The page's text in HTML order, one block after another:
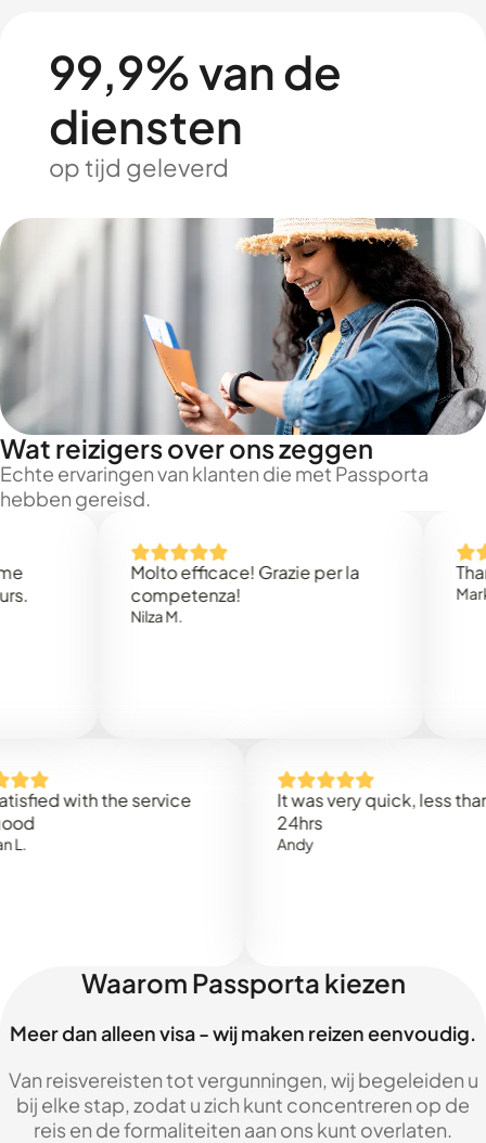
99,9% van de
diensten
op tijd geleverd
Wat reizigers over ons zeggen
Echte ervaringen van klanten die met Passporta
hebben gereisd.
Molto efficace! Grazie per la
competenza!
Thank
with the service
It was very quick, less than
Waarom Passporta kiezen
Meer dan alleen visa - wij maken reizen eenvoudig.
Van reisvereisten tot vergunningen, wij begeleiden u
bij elke stap, zodat u zich kunt concentreren op de
reis en de formaliteiten aan ons kunt overlaten.